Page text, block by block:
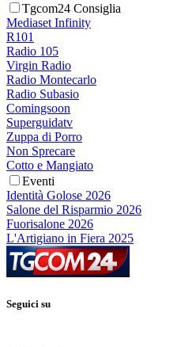
Tgcom24 Consiglia
Mediaset Infinity
R101
Radio 105
Virgin Radio
Radio Montecarlo
Radio Subasio
Comingsoon
Superguidatv
Zuppa di Porro
Non Sprecare
Cotto e Mangiato
Eventi
Identità Golose 2026
Salone del Risparmio 2026
Fuorisalone 2026
L'Artigiano in Fiera 2025
Seguici su